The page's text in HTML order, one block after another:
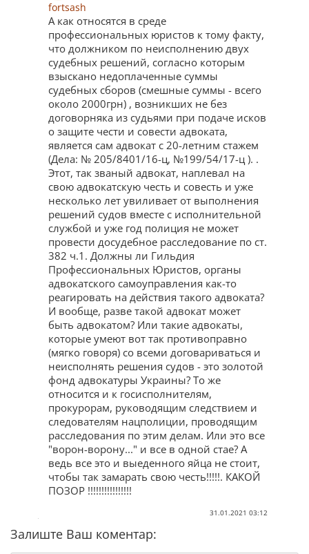
fortsash
А как относятся в среде
профессиональных юристов к тому факту,
что должником по неисполнению двух
судебных решений, согласно которым
взыскано недоплаченные суммы
судебных сборов (смешные суммы - всего
около 2000грн) , возникших не без
договорняка из судьями при подаче исков
о защите чести и совести адвоката,
является сам адвокат с 20-летним стажем
(Дела: № 205/8401/16-ц, №199/54/17-ц ). .
Этот, так званый адвокат, наплевал на
свою адвокатскую честь и совесть и уже
несколько лет увиливает от выполнения
решений судов вместе с исполнительной
службой и уже год полиция не может
провести досудебное расследование по ст.
382 ч.1. Должны ли Гильдия
Профессиональных Юристов, органы
адвокатского самоуправления как-то
реагировать на действия такого адвоката?
И вообще, разве такой адвокат может
быть адвокатом? Или такие адвокаты,
которые умеют вот так противоправно
(мягко говоря) со всеми договариваться и
неисполнять решения судов - это золотой
фонд адвокатуры Украины? То же
относится и к госисполнителям,
прокурорам, руководящим следствием и
следователям нацполиции, проводящим
расследования по этим делам. Или это все
"ворон-ворону..." и все в одной стае? А
ведь все это и выеденного яйца не стоит,
чтобы так замарать свою честь!!!!!. КАКОЙ
ПОЗОР !!!!!!!!!!!!!!!!
31.01.2021 03:12
Залиште Ваш коментар: